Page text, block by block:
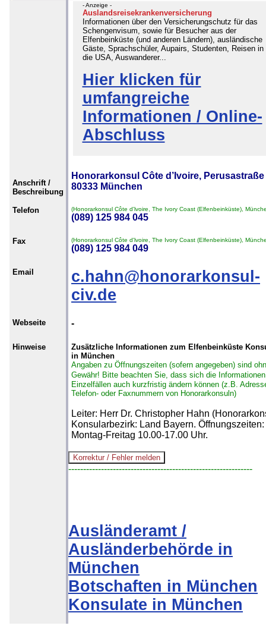
- Anzeige -
Auslandsreisekrankenversicherung
Informationen über den Versicherungschutz für das
Schengenvisum, sowie für Besucher aus der
Elfenbeinküste (und anderen Ländern), ausländische
Gäste, Sprachschüler, Aupairs, Studenten, Reisen in
die USA, Auswanderer...
Hier klicken für
umfangreiche
Informationen / Online-
Abschluss
Anschrift /
Beschreibung
Honorarkonsul Côte d’Ivoire, Perusastraße
80333 München
Telefon (Honorarkonsul Côte d'lvoire, The Ivory Coast (Elfenbeinküste),
(089) 125 984 045
Fax (Honorarkonsul Côte d'lvoire, The Ivory Coast (Elfenbeinküste),
(089) 125 984 049
Email
c.hahn@honorarkonsul-
civ.de
Webseite -
Hinweise
Zusätzliche Informationen zum Elfenbeinküste
in München
Angaben zu Öffnungszeiten (sofern angegeben) sind
Gewähr! Bitte beachten Sie, dass sich die
Einzelfällen auch kurzfristig ändern können (z.B.
Telefon- oder Faxnummern von Honorarkonsuln)
Leiter: Herr Dr. Christopher Hahn
Konsularbezirk: Land Bayern. Öffnungszeiten:
Montag-Freitag 10.00-17.00 Uhr.
--------------------------------------------------------------
Ausländeramt /
Ausländerbehörde in
München
Botschaften in München
Konsulate in München